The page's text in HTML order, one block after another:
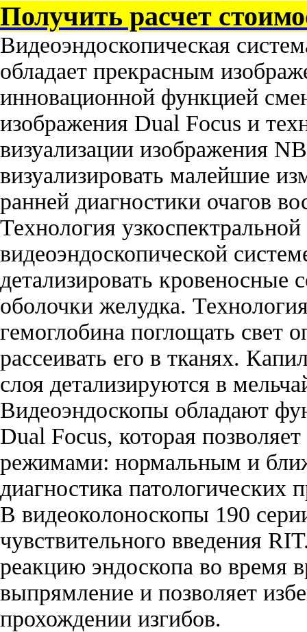
Получить расчет
Видеоэндоскопическая
обладает прекрасным
инновационной функцией
изображения Dual Focus и
визуализации изображения
визуализировать малейшие
ранней диагностики очагов
Технология
видеоэндоскопической
детализировать кровеносные
оболочки желудка.
гемоглобина поглощать свет
рассеивать его в тканях.
слоя детализируются в
Видеоэндоскопы обладают
Dual Focus, которая
режимами: нормальным и
диагностика патологических
В видеоколоноскопы 190
чувствительного введения
реакцию эндоскопа во время
выпрямление и позволяет
прохождении изгибов.